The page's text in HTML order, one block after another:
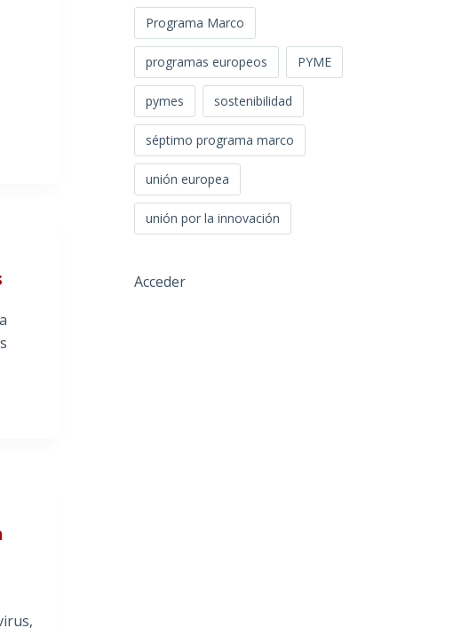
Programa Marco
programas europeos PYME
pymes sostenibilidad
séptimo programa marco
unión europea
unión por la innovación
Acceder